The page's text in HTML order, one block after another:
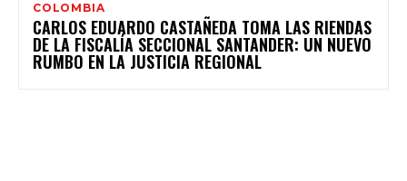
COLOMBIA
CARLOS EDUARDO CASTAÑEDA TOMA LAS RIENDAS
DE LA FISCALÍA SECCIONAL SANTANDER: UN NUEVO
RUMBO EN LA JUSTICIA REGIONAL